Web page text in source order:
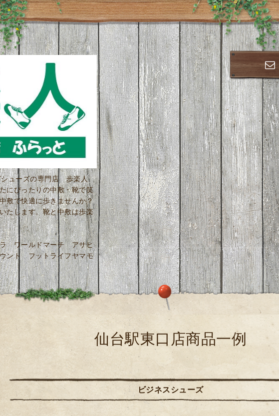
シューズの専門店 歩楽人
ぴったりの中敷・靴で笑
敷で快適に歩きませんか？
たします。靴と中敷は歩楽
ワールドマーチ アサヒ
ント フットライフヤマモ
仙台駅東口店商品一例
ビジネスシューズ